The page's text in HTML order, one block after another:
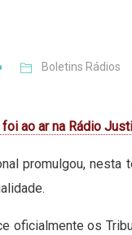
Boletins Rádios
ao ar na Rádio
promulgou, nesta
oficialmente os